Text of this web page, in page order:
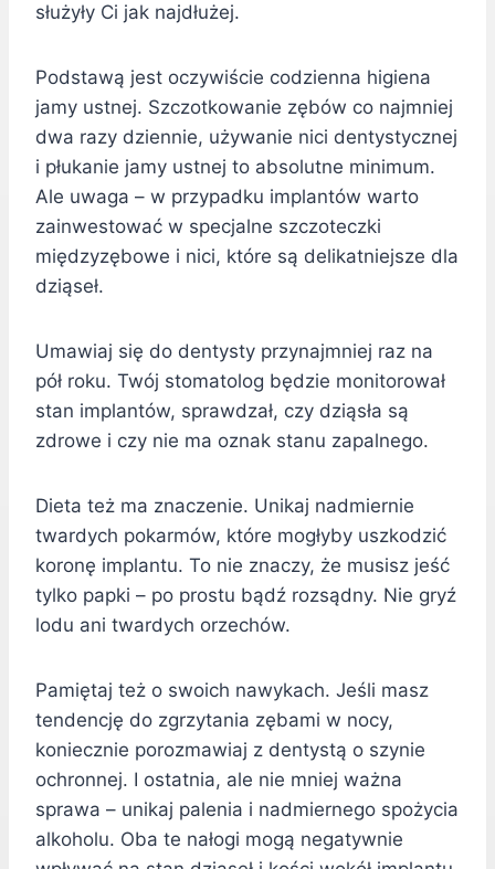
służyły Ci jak najdłużej.
Podstawą jest oczywiście codzienna higiena
jamy ustnej. Szczotkowanie zębów co najmniej
dwa razy dziennie, używanie nici dentystycznej
i płukanie jamy ustnej to absolutne minimum.
Ale uwaga – w przypadku implantów warto
zainwestować w specjalne szczoteczki
międzyzębowe i nici, które są delikatniejsze dla
dziąseł.
Umawiaj się do dentysty przynajmniej raz na
pół roku. Twój stomatolog będzie monitorował
stan implantów, sprawdzał, czy dziąsła są
zdrowe i czy nie ma oznak stanu zapalnego.
Dieta też ma znaczenie. Unikaj nadmiernie
twardych pokarmów, które mogłyby uszkodzić
koronę implantu. To nie znaczy, że musisz jeść
tylko papki – po prostu bądź rozsądny. Nie gryź
lodu ani twardych orzechów.
Pamiętaj też o swoich nawykach. Jeśli masz
tendencję do zgrzytania zębami w nocy,
koniecznie porozmawiaj z dentystą o szynie
ochronnej. I ostatnia, ale nie mniej ważna
sprawa – unikaj palenia i nadmiernego spożycia
alkoholu. Oba te nałogi mogą negatywnie